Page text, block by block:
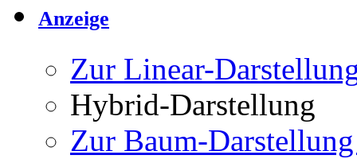
Anzeige
Zur Linear-
Hybrid-Darstellung
Zur Baum-